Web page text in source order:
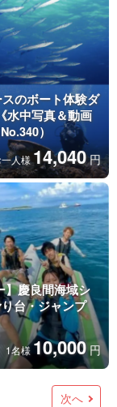
のボート体験ダ
水中写真＆動画
）
一人様14,040 円
】慶良間海域シ
台・ジャンプ
1名様10,000 円
次へ